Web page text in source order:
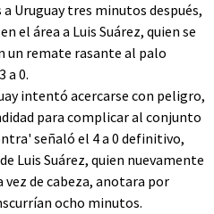
Uruguay tres minutos después,
el área a Luis Suárez, quien se
un remate rasante al palo
a 0.
intentó acercarse con peligro,
para complicar al conjunto
señaló el 4 a 0 definitivo,
Luis Suárez, quien nuevamente
vez de cabeza, anotara por
ocho minutos.